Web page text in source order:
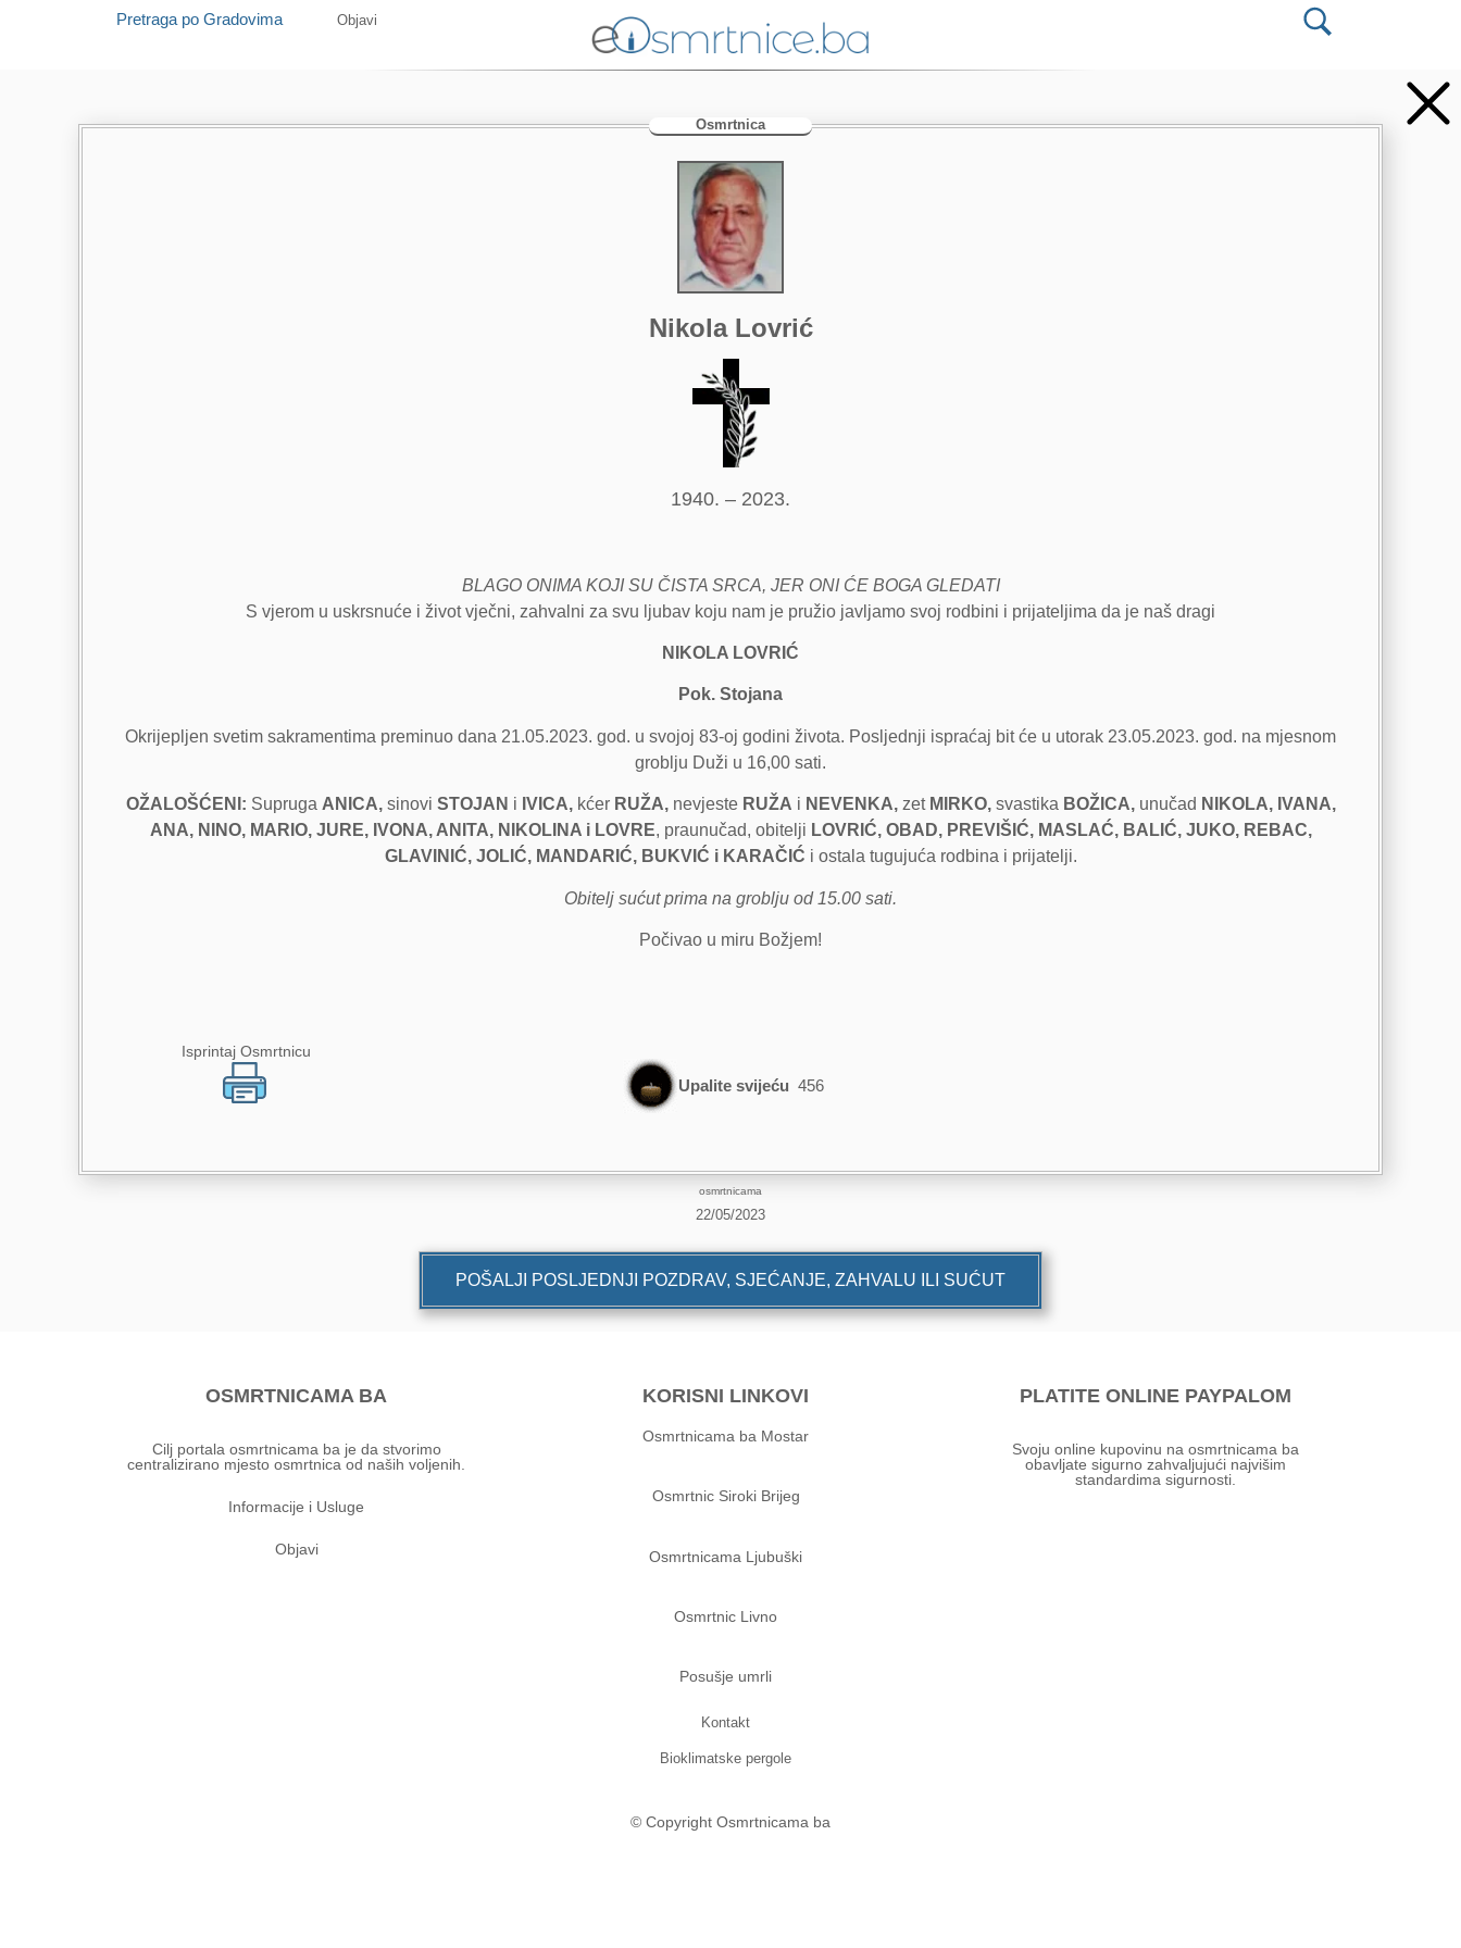
Pretraga po Gradovima Objavi
Osmrtnica
Nikola Lovrić
1940. – 2023.
BLAGO ONIMA KOJI SU ČISTA SRCA, JER ONI ĆE BOGA GLEDATI
S vjerom u uskrsnuće i život vječni, zahvalni za svu ljubav koju nam je pružio javljamo svoj rodbini i prijateljima da je naš dragi
NIKOLA LOVRIĆ
Pok. Stojana
Okrijepljen svetim sakramentima preminuo dana 21.05.2023. god. u svojoj 83-oj godini života. Posljednji ispraćaj bit će u utorak 23.05.2023. god. na mjesnom
groblju Duži u 16,00 sati.
OŽALOŠĆENI: Supruga ANICA,sinovi STOJAN i IVICA,kćer RUŽA,nevjeste RUŽA i NEVENKA,zet MIRKO,svastika BOŽICA,unučad NIKOLA, IVANA,
ANA, NINO, MARIO, JURE, IVONA, ANITA, NIKOLINA i LOVRE, praunučad, obitelji LOVRIĆ, OBAD, PREVIŠIĆ, MASLAĆ, BALIĆ, JUKO, REBAC,
GLAVINIĆ, JOLIĆ, MANDARIĆ, BUKVIĆ i KARAČIĆ i ostala tugujuća rodbina i prijatelji.
Obitelj sućut prima na groblju od 15.00 sati.
Počivao u miru Božjem!
Isprintaj Osmrtnicu
Upalite svijeću 456
osmrtnicama
22/05/2023
POŠALJI POSLJEDNJI POZDRAV, SJEĆANJE, ZAHVALU ILI SUĆUT
OSMRTNICAMA BA
Cilj portala osmrtnicama ba je da stvorimo
centralizirano mjesto osmrtnica od naših voljenih.
Informacije i Usluge
Objavi
KORISNI LINKOVI
Osmrtnicama ba Mostar
Osmrtnic Siroki Brijeg
Osmrtnicama Ljubuški
Osmrtnic Livno
Posušje umrli
Kontakt
Bioklimatske pergole
PLATITE ONLINE PAYPALOM
Svoju online kupovinu na osmrtnicama ba
obavljate sigurno zahvaljujući najvišim
standardima sigurnosti.
© Copyright Osmrtnicama ba